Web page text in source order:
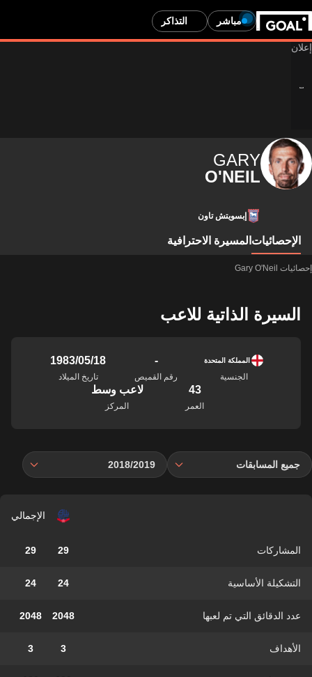
مباشر التذاكر
GARY
O'NEIL
إبسويتش تاون
الإحصائيات المسيرة الاحترافية
إحصائيات Gary O'Neil
السيرة الذاتية للاعب
المملكة المتحدة
الجنسية
-
رقم القميص
18‏/05‏/1983
تاريخ الميلاد
43
العمر
لاعب وسط
المركز
جميع المسابقات 2018/2019
الإجمالي
المشاركات 29
29
التشكيلة الأساسية 24
24
عدد الدقائق التي تم لعبها 2048
2048
الأهداف 3
3